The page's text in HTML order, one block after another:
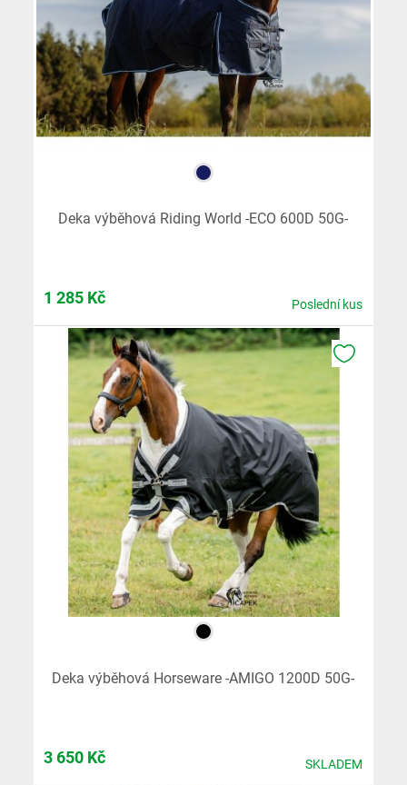
Deka výběhová Riding World -ECO 600D 50G-
1 285 Kč Poslední kus
Deka výběhová Horseware -AMIGO 1200D 50G-
3 650 Kč SKLADEM